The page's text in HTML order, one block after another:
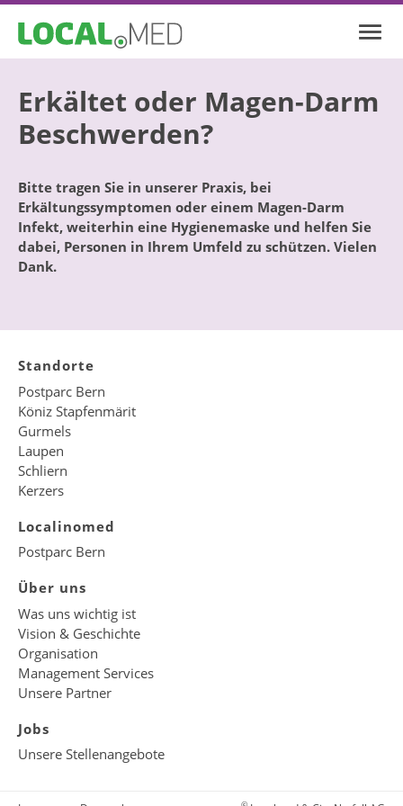
Erkältet oder Magen-Darm
Beschwerden?
Bitte tragen Sie in unserer Praxis, bei
Erkältungssymptomen oder einem Magen-Darm
Infekt, weiterhin eine Hygienemaske und helfen Sie
dabei, Personen in Ihrem Umfeld zu schützen. Vielen
Dank.
Standorte
Postparc Bern
Köniz Stapfenmärit
Gurmels
Laupen
Schliern
Kerzers
Localinomed
Postparc Bern
Über uns
Was uns wichtig ist
Vision & Geschichte
Organisation
Management Services
Unsere Partner
Jobs
Unsere Stellenangebote